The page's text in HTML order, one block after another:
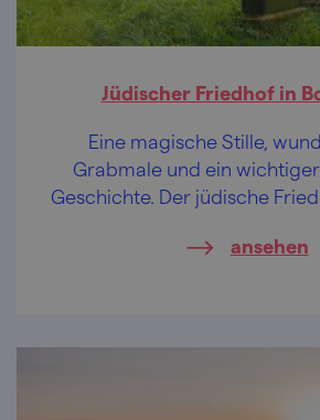
Jüdischer Friedhof in
Eine magische Stille,
Grabmale und ein
Geschichte. Der jüdische
von Boskoviceansehen